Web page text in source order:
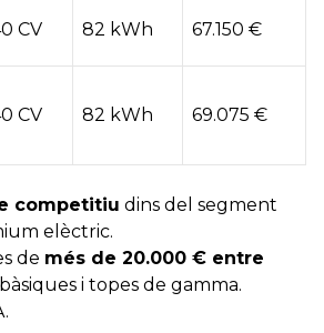
CV 82 kWh 67.150 €
CV 82 kWh 69.075 €
competitiu dins del segment
elèctric.
de més de 20.000 € entre
bàsiques i topes de gamma.